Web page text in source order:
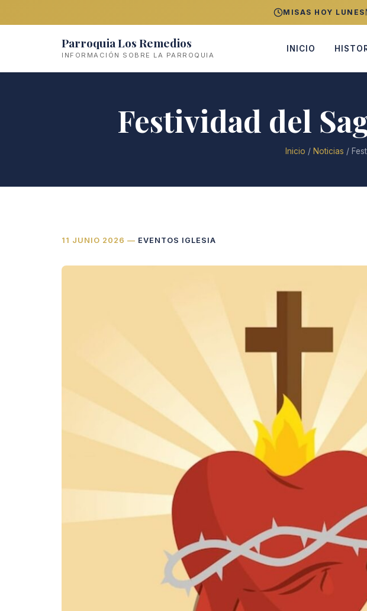
MISAS HOY LUNES
Parroquia Los Remedios
INFORMACIÓN SOBRE LA PARROQUIA
INICIO
Festividad del
Inicio / Noticias /
11 JUNIO 2026 — EVENTOS IGLESIA